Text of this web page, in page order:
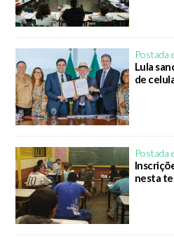
Postada
Lula
de
Postada
nesta